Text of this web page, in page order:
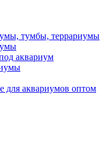
тумбы, террариумы
аквариум
для аквариумов оптом